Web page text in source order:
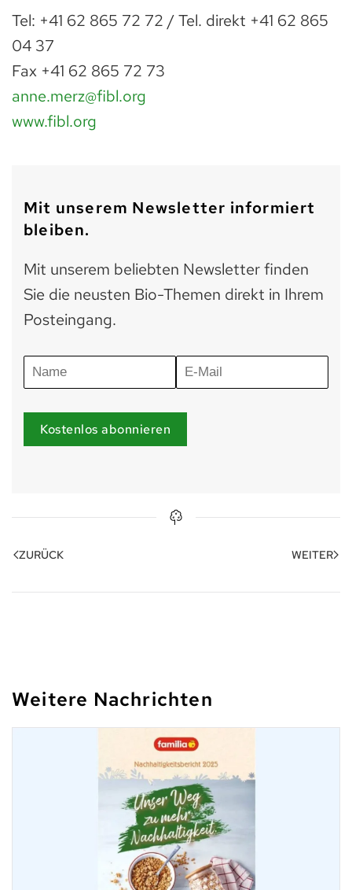
Tel: +41 62 865 72 72 / Tel. direkt +41 62 865
04 37
Fax +41 62 865 72 73
anne.merz@fibl.org
www.fibl.org
Mit unserem Newsletter informiert
bleiben.
Mit unserem beliebten Newsletter finden
Sie die neusten Bio-Themen direkt in Ihrem
Posteingang.
Kostenlos abonnieren
ZURÜCK WEITER
Weitere Nachrichten